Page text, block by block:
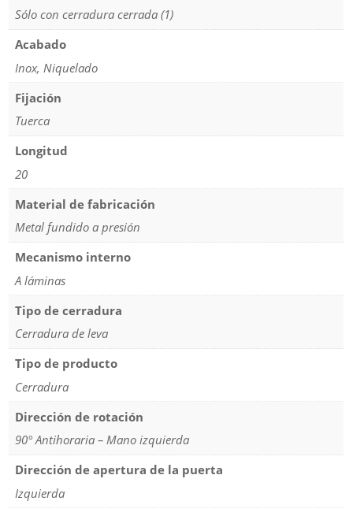
Sólo con cerradura cerrada (1)
Acabado
Inox, Niquelado
Fijación
Tuerca
Longitud
20
Material de fabricación
Metal fundido a presión
Mecanismo interno
A láminas
Tipo de cerradura
Cerradura de leva
Tipo de producto
Cerradura
Dirección de rotación
90° Antihoraria – Mano izquierda
Dirección de apertura de la puerta
Izquierda